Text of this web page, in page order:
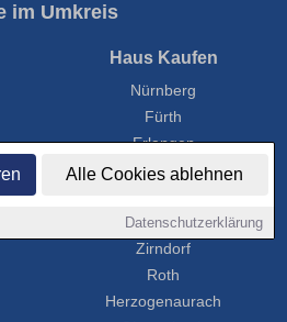
Alle Cookies ablehnen
Datenschutzerklärung
im Umkreis
Haus Kaufen
Nürnberg
Fürth
Erlangen
Schwabach
Lauf an der Pegnitz
Zirndorf
Roth
Herzogenaurach